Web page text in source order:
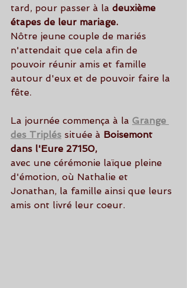
tard, pour passer à la deuxième
étapes de leur mariage.
Nôtre jeune couple de mariés
n'attendait que cela afin de
pouvoir réunir amis et famille
autour d'eux et de pouvoir faire la
fête.
La journée commença à la Grange
des Triplés située à Boisemont
dans l'Eure 27150,
avec une cérémonie laïque pleine
d'émotion, où Nathalie et
Jonathan, la famille ainsi que leurs
amis ont livré leur coeur.